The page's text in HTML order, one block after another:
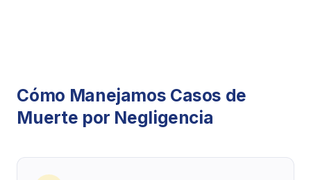
Cómo Manejamos Casos de
Muerte por Negligencia